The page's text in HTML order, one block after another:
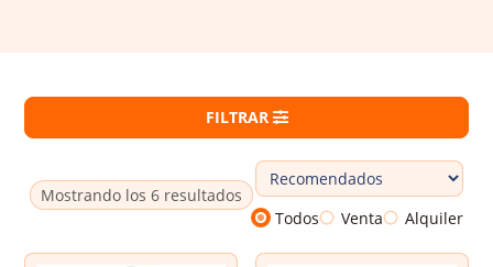
Termohigrómetros
FILTRAR
Mostrando los 6 resultados
Todos
Venta Alquiler